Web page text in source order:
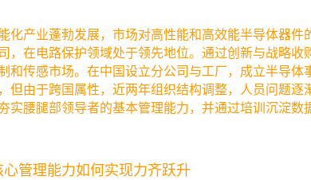
化产业蓬勃发展，市场对高性能和高效能半导体器
，在电路保护领域处于领先地位。通过创新与战略
和传感市场。在中国设立分公司与工厂，成立半导
但由于跨国属性，近两年组织结构调整，人员问题
实腰腿部领导者的基本管理能力，并通过培训沉淀
心管理能力如何实现力齐跃升